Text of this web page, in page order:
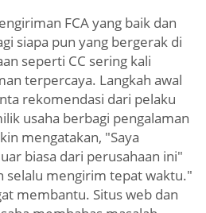
FCA yang baik dan
siapa pun yang bergerak di
seperti CC sering kali
terpercaya. Langkah awal
rekomendasi dari pelaku
usaha berbagi pengalaman
mengatakan, "Saya
biasa dari perusahaan ini"
selalu mengirim tepat waktu."
membantu. Situs web dan